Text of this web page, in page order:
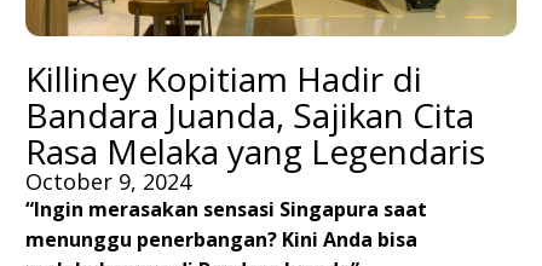
Killiney Kopitiam Hadir di
Bandara Juanda, Sajikan Cita
Rasa Melaka yang Legendaris
October 9, 2024
“Ingin merasakan sensasi Singapura saat
menunggu penerbangan? Kini Anda bisa